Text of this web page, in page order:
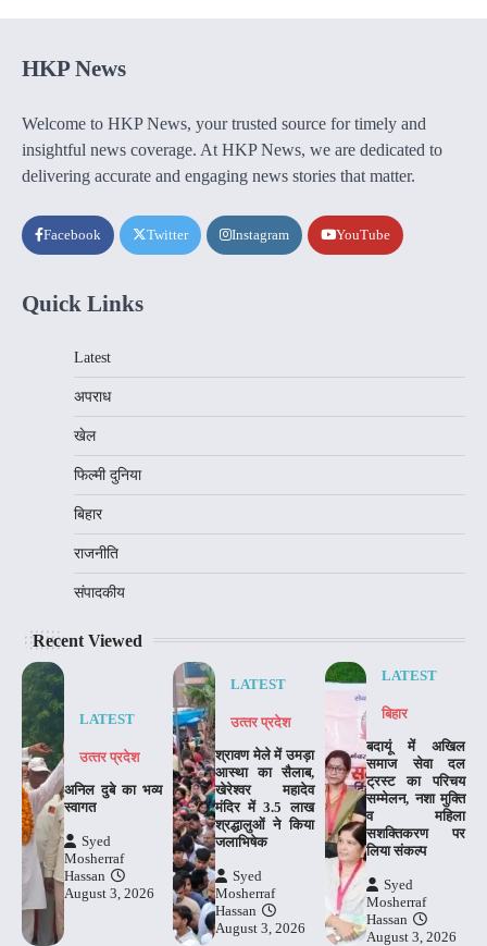
HKP News
Welcome to HKP News, your trusted source for timely and
insightful news coverage. At HKP News, we are dedicated to
delivering accurate and engaging news stories that matter.
Facebook Twitter Instagram YouTube
Quick Links
Latest
अपराध
खेल
फिल्मी दुनिया
बिहार
राजनीति
संपादकीय
Recent Viewed
LATEST
उत्‍तर प्रदेश
अनिल दुबे का भव्य
स्वागत
Syed
Mosherraf
Hassan
August 3, 2026
LATEST
उत्‍तर प्रदेश
श्रावण मेले में उमड़ा
आस्था का सैलाब,
खेरेश्वर महादेव
मंदिर में 3.5 लाख
श्रद्धालुओं ने किया
जलाभिषेक
Syed
Mosherraf
Hassan
August 3, 2026
LATEST
बिहार
बदायूं में अखिल
समाज सेवा दल
ट्रस्ट का परिचय
सम्मेलन, नशा मुक्ति
व महिला
सशक्तिकरण पर
लिया संकल्प
Syed
Mosherraf
Hassan
August 3, 2026